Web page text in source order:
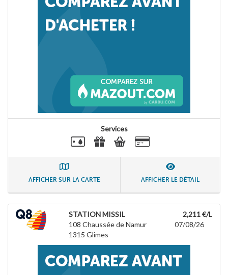
Services
AFFICHER SUR LA CARTE AFFICHER LE DÉTAIL
STATION MISSIL
108 Chaussée de Namur
1315 Glimes
2,211 €/L
07/08/26